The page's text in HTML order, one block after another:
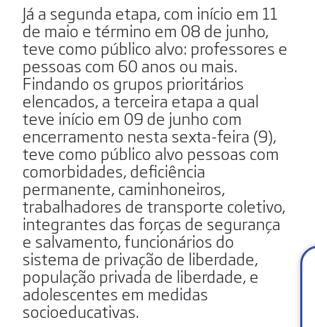
Já a segunda etapa, com início em 11
de maio e término em 08 de junho,
teve como público alvo: professores e
pessoas com 60 anos ou mais.
Findando os grupos prioritários
elencados, a terceira etapa a qual
teve início em 09 de junho com
encerramento nesta sexta-feira (9),
teve como público alvo pessoas com
comorbidades, deficiência
permanente, caminhoneiros,
trabalhadores de transporte coletivo,
integrantes das forças de segurança
e salvamento, funcionários do
sistema de privação de liberdade,
população privada de liberdade, e
adolescentes em medidas
socioeducativas.